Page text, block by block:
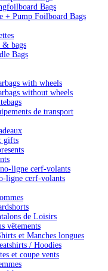
Bags
+ Pump Foilboard Bags
& bags
Bags
with wheels
without wheels
de transport
gifts
ligne cerf-volants
ligne cerf-volants
de Loisirs
vêtements
et Manches longues
/ Hoodies
et coupe vents